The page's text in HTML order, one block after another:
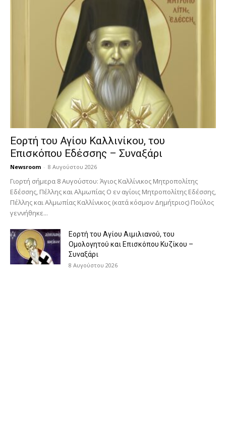
Εορτή του Αγίου Καλλινίκου, του
Επισκόπου Εδέσσης – Συναξάρι
Newsroom - 8 Αυγούστου 2026
Γιορτή σήμερα 8 Αυγούστου: Άγιος Καλλίνικος Μητροπολίτης
Εδέσσης, Πέλλης και Αλμωπίας Ο εν αγίοις Μητροπολίτης Εδέσσης,
Πέλλης και Αλμωπίας Καλλίνικος (κατά κόσμον Δημήτριος) Πούλος
γεννήθηκε...
Εορτή του Αγίου Αιμιλιανού, του
Ομολογητού και Επισκόπου Κυζίκου –
Συναξάρι
8 Αυγούστου 2026